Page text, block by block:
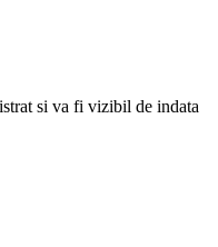
si va fi vizibil de indata